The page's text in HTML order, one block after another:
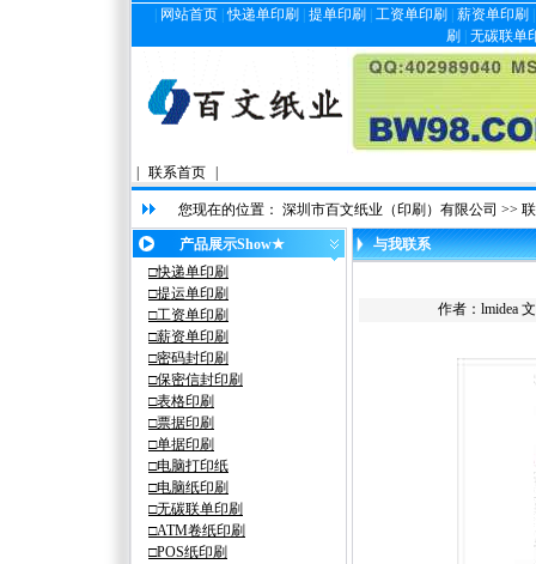
网站首页 |快递单印刷 提单印刷 工资单印刷 薪资单印刷
刷
无碳联单
联系首页
您现在的位置： 深圳市百文纸业（印刷）有限公司 >>
产品展示Show★
□快递单印刷
□提运单印刷
□工资单印刷
□薪资单印刷
□密码封印刷
□保密信封印刷
□表格印刷
□票据印刷
□单据印刷
□电脑打印纸
□电脑纸印刷
□无碳联单印刷
□ATM卷纸印刷
□POS纸印刷
与我联系
作者：lmidea